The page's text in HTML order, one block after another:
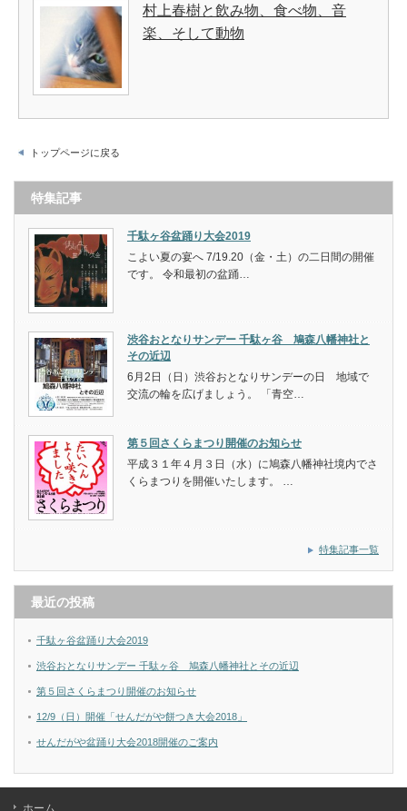
村上春樹と飲み物、食べ物、音
楽、そして動物
トップページに戻る
特集記事
千駄ヶ谷盆踊り大会2019
こよい夏の宴へ 7/19.20（金・土）の二日間の開催
です。 令和最初の盆踊…
渋谷おとなりサンデー 千駄ヶ谷 鳩森八幡神社と
その近辺
6月2日（日）渋谷おとなりサンデーの日 地域で
交流の輪を広げましょう。 「青空…
第５回さくらまつり開催のお知らせ
平成３１年４月３日（水）に鳩森八幡神社境内でさ
くらまつりを開催いたします。 …
特集記事一覧
最近の投稿
千駄ヶ谷盆踊り大会2019
渋谷おとなりサンデー 千駄ヶ谷 鳩森八幡神社とその近辺
第５回さくらまつり開催のお知らせ
12/9（日）開催「せんだがや餅つき大会2018」
せんだがや盆踊り大会2018開催のご案内
ホーム